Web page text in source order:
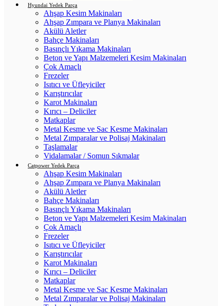
Hyundai Yedek Parça
Ahşap Kesim Makinaları
Ahşap Zımpara ve Planya Makinaları
Akülü Aletler
Bahçe Makinaları
Basınçlı Yıkama Makinaları
Beton ve Yapı Malzemeleri Kesim Makinaları
Çok Amaçlı
Frezeler
Isıtıcı ve Üfleyiciler
Karıştırıcılar
Karot Makinaları
Kırıcı – Deliciler
Matkaplar
Metal Kesme ve Sac Kesme Makinaları
Metal Zımparalar ve Polisaj Makinaları
Taşlamalar
Vidalamalar / Somun Sıkmalar
Catpower Yedek Parça
Ahşap Kesim Makinaları
Ahşap Zımpara ve Planya Makinaları
Akülü Aletler
Bahçe Makinaları
Basınçlı Yıkama Makinaları
Beton ve Yapı Malzemeleri Kesim Makinaları
Çok Amaçlı
Frezeler
Isıtıcı ve Üfleyiciler
Karıştırıcılar
Karot Makinaları
Kırıcı – Deliciler
Matkaplar
Metal Kesme ve Sac Kesme Makinaları
Metal Zımparalar ve Polisaj Makinaları